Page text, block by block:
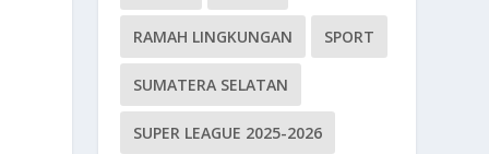
RAMAH LINGKUNGAN SPORT
SUMATERA SELATAN
SUPER LEAGUE 2025-2026